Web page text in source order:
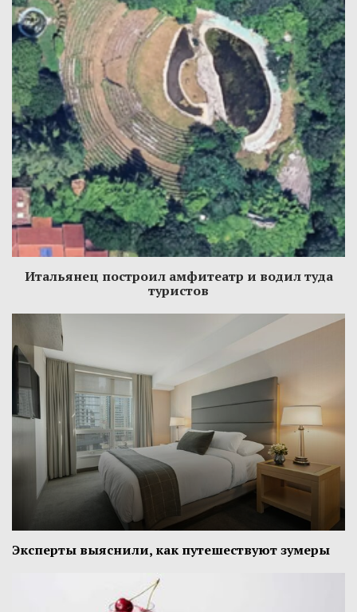
Итальянец построил амфитеатр и водил туда
туристов
Эксперты выяснили, как путешествуют зумеры